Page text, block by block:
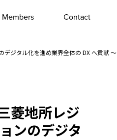
Members Contact
デジタル化を進め業界全体の DX へ貢献 〜
菱地所レジ
ンのデジタ